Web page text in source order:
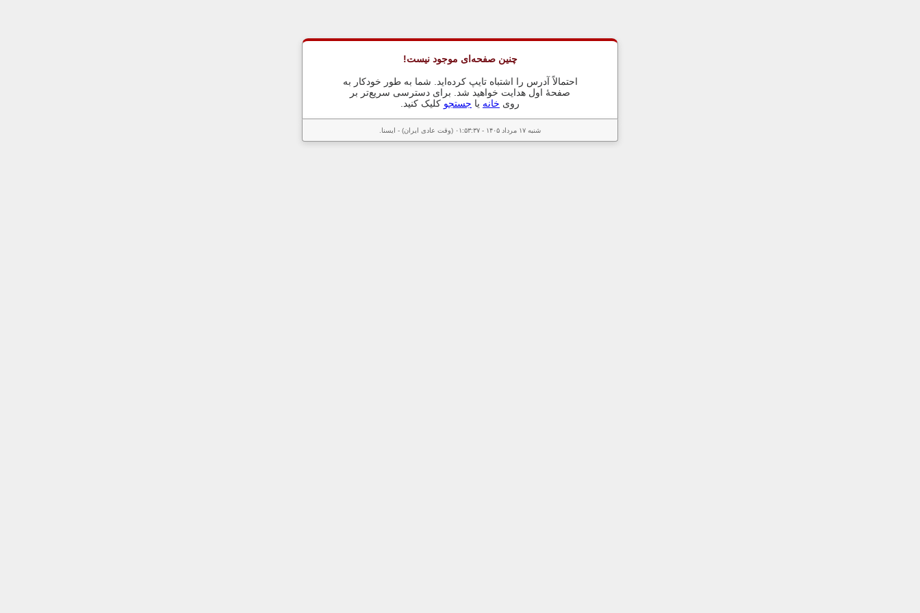
چنین صفحه‌ای موجود نیست!
احتمالاً آدرس را اشتباه تایپ کرده‌اید. شما به طور خودکار به
صفحهٔ اول هدایت خواهید شد. برای دسترسی سریع‌تر بر
روی خانه یا جستجو کلیک کنید.
شنبه ۱۷ مرداد ۱۴۰۵ - ۰۱:۵۳:۳۷ (وقت عادی ایران) - ایسنا.